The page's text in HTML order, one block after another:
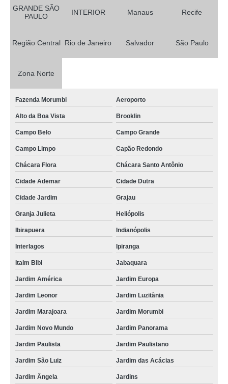
GRANDE SÃO
PAULO
INTERIOR Manaus Recife
Região Central Rio de Janeiro Salvador São Paulo
Zona Norte
Fazenda Morumbi Aeroporto
Alto da Boa Vista Brooklin
Campo Belo Campo Grande
Campo Limpo Capão Redondo
Chácara Flora Chácara Santo Antônio
Cidade Ademar Cidade Dutra
Cidade Jardim Grajau
Granja Julieta Heliópolis
Ibirapuera Indianópolis
Interlagos Ipiranga
Itaim Bibi Jabaquara
Jardim América Jardim Europa
Jardim Leonor Jardim Luzitânia
Jardim Marajoara Jardim Morumbi
Jardim Novo Mundo Jardim Panorama
Jardim Paulista Jardim Paulistano
Jardim São Luiz Jardim das Acácias
Jardim Ângela Jardins